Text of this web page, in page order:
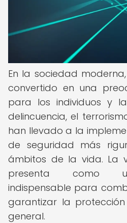
En la sociedad
convertido en una
para los individuos y
delincuencia, el
han llevado a la
de seguridad más
ámbitos de la vida. La
presenta como
indispensable para
garantizar la
general.